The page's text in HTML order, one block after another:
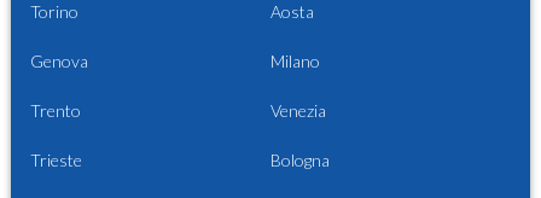
Torino Aosta
Genova Milano
Trento Venezia
Trieste Bologna